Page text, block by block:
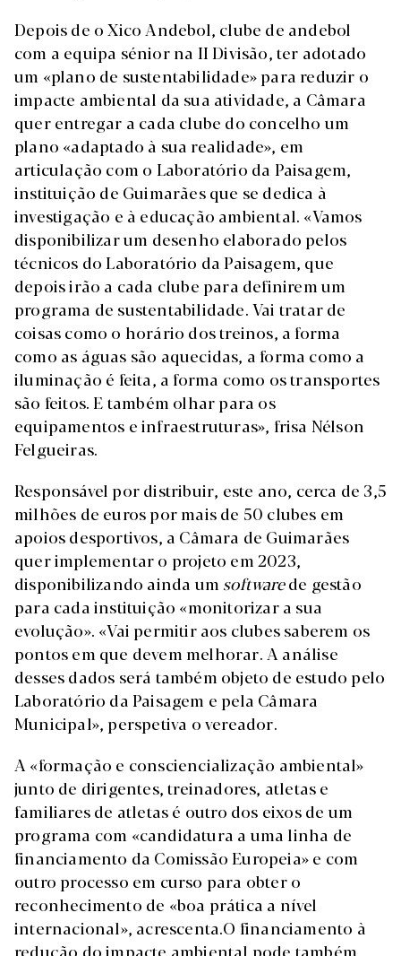
Depois de o Xico Andebol, clube de andebol
com a equipa sénior na II Divisão, ter adotado
um «plano de sustentabilidade» para reduzir o
impacte ambiental da sua atividade, a Câmara
quer entregar a cada clube do concelho um
plano «adaptado à sua realidade», em
articulação com o Laboratório da Paisagem,
instituição de Guimarães que se dedica à
investigação e à educação ambiental. «Vamos
disponibilizar um desenho elaborado pelos
técnicos do Laboratório da Paisagem, que
depois irão a cada clube para definirem um
programa de sustentabilidade. Vai tratar de
coisas como o horário dos treinos, a forma
como as águas são aquecidas, a forma como a
iluminação é feita, a forma como os transportes
são feitos. E também olhar para os
equipamentos e infraestruturas», frisa Nélson
Felgueiras.
Responsável por distribuir, este ano, cerca de 3,5
milhões de euros por mais de 50 clubes em
apoios desportivos, a Câmara de Guimarães
quer implementar o projeto em 2023,
disponibilizando ainda um softwarede gestão
para cada instituição «monitorizar a sua
evolução». «Vai permitir aos clubes saberem os
pontos em que devem melhorar. A análise
desses dados será também objeto de estudo pelo
Laboratório da Paisagem e pela Câmara
Municipal», perspetiva o vereador.
A «formação e consciencialização ambiental»
junto de dirigentes, treinadores, atletas e
familiares de atletas é outro dos eixos de um
programa com «candidatura a uma linha de
financiamento da Comissão Europeia» e com
outro processo em curso para obter o
reconhecimento de «boa prática a nível
internacional», acrescenta.O financiamento à
redução do impacte ambiental pode também